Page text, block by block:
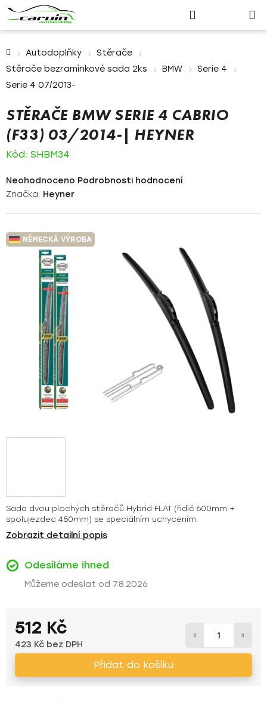
Přihlášení
košík
Autodoplňky
Stěrače
Stěrače bezramínkové sada 2ks
BMW
Serie 4
Serie 4 07/2013-
Sada dvou plochých stěračů Hybrid FLAT (řidič 600mm +
spolujezdec 450mm) se speciálním uchycením.
Zobrazit detailní popis
Odesíláme ihned
7.8.2026
512 Kč
423 Kč bez DPH
Přidat do košíku
STĚRAČE BMW SERIE 4 CABRIO
(F33) 03/2014-| HEYNER
Kód: SHBM34
Průměrné
hodnocení
0,0
z
hvězdiček.
Neohodnoceno Podrobnosti hodnocení
Značka: Heyner
NĚMECKÁ VÝROBA